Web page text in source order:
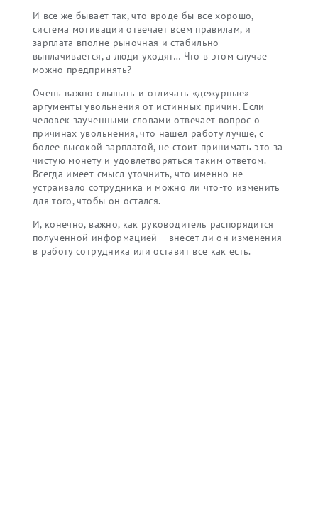
И все же бывает так, что вроде бы все хорошо,
система мотивации отвечает всем правилам, и
зарплата вполне рыночная и стабильно
выплачивается, а люди уходят… Что в этом случае
можно предпринять?
Очень важно слышать и отличать «дежурные»
аргументы увольнения от истинных причин. Если
человек заученными словами отвечает вопрос о
причинах увольнения, что нашел работу лучше, с
более высокой зарплатой, не стоит принимать это за
чистую монету и удовлетворяться таким ответом.
Всегда имеет смысл уточнить, что именно не
устраивало сотрудника и можно ли что-то изменить
для того, чтобы он остался.
И, конечно, важно, как руководитель распорядится
полученной информацией – внесет ли он изменения
в работу сотрудника или оставит все как есть.